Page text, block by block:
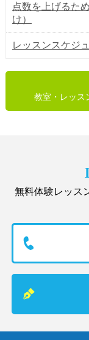
点数を上げるた
け）
レッスンスケジ
教室・レッス
無料体験レッス